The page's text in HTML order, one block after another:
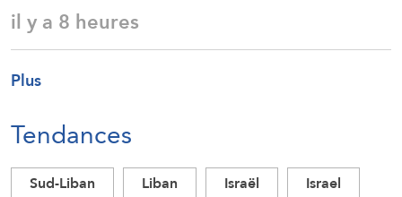
il y a 8 heures
Plus
Tendances
Sud-Liban Liban Israël
Israel